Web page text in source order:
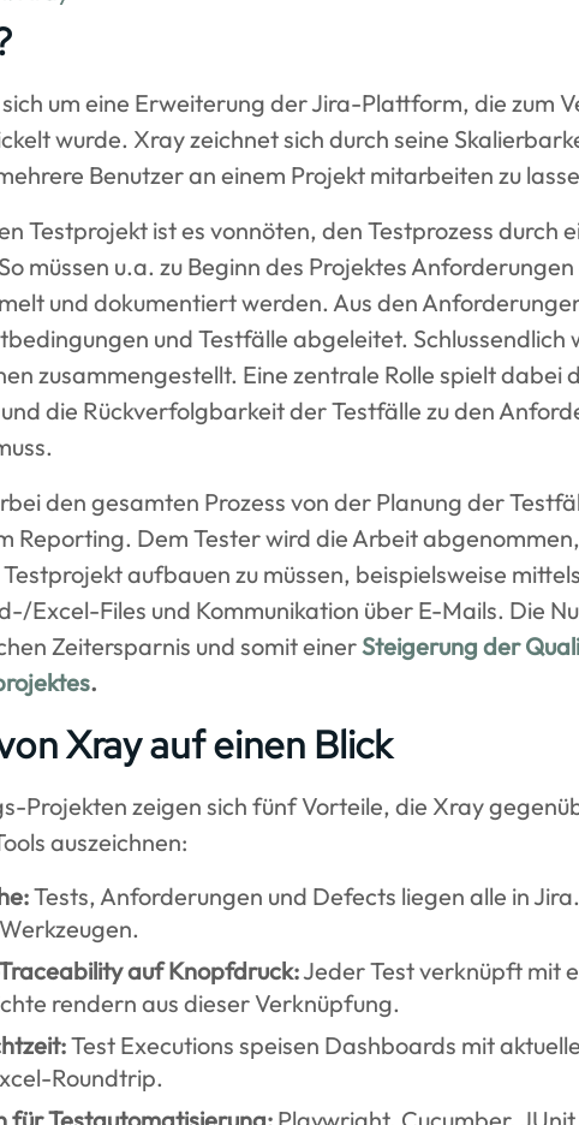
um eine Erweiterung der Jira-Plattform, die zum
wurde. Xray zeichnet sich durch seine
Benutzer an einem Projekt mitarbeiten zu
Testprojekt ist es vonnöten, den Testprozess durch
müssen u.a. zu Beginn des Projektes
und dokumentiert werden. Aus den
und Testfälle abgeleitet. Schlussendlich
zusammengestellt. Eine zentrale Rolle spielt dabei
die Rückverfolgbarkeit der Testfälle zu den
den gesamten Prozess von der Planung der
Reporting. Dem Tester wird die Arbeit
aufbauen zu müssen, beispielsweise
Excel-Files und Kommunikation über E-Mails. Die
Zeitersparnis und somit einerSteigerung der
.
Xray auf einen Blick
Projekten zeigen sich fünf Vorteile, die Xray
auszeichnen:
Tests, Anforderungen und Defects liegen alle in
auf Knopfdruck:Jeder Test verknüpft mit
rendern aus dieser Verknüpfung.
Test Executions speisen Dashboards mit
Roundtrip.